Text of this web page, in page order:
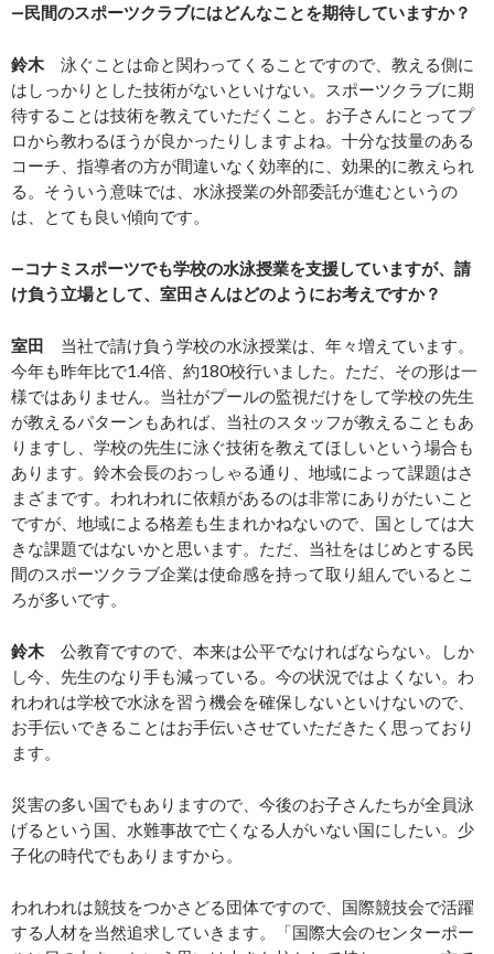
―民間のスポーツクラブにはどんなことを期待していますか？
鈴木泳ぐことは命と関わってくることですので、教える側に
はしっかりとした技術がないといけない。スポーツクラブに期
待することは技術を教えていただくこと。お子さんにとってプ
ロから教わるほうが良かったりしますよね。十分な技量のある
コーチ、指導者の方が間違いなく効率的に、効果的に教えられ
る。そういう意味では、水泳授業の外部委託が進むというの
は、とても良い傾向です。
―コナミスポーツでも学校の水泳授業を支援していますが、請
け負う立場として、室田さんはどのようにお考えですか？
室田 当社で請け負う学校の水泳授業は、年々増えています。
今年も昨年比で1.4倍、約180校行いました。ただ、その形は一
様ではありません。当社がプールの監視だけをして学校の先生
が教えるパターンもあれば、当社のスタッフが教えることもあ
りますし、学校の先生に泳ぐ技術を教えてほしいという場合も
あります。鈴木会長のおっしゃる通り、地域によって課題はさ
まざまです。われわれに依頼があるのは非常にありがたいこと
ですが、地域による格差も生まれかねないので、国としては大
きな課題ではないかと思います。ただ、当社をはじめとする民
間のスポーツクラブ企業は使命感を持って取り組んでいるとこ
ろが多いです。
鈴木公教育ですので、本来は公平でなければならない。しか
し今、先生のなり手も減っている。今の状況ではよくない。わ
れわれは学校で水泳を習う機会を確保しないといけないので、
お手伝いできることはお手伝いさせていただきたく思っており
ます。
災害の多い国でもありますので、今後のお子さんたちが全員泳
げるという国、水難事故で亡くなる人がいない国にしたい。少
子化の時代でもありますから。
われわれは競技をつかさどる団体ですので、国際競技会で活躍
する人材を当然追求していきます。「国際大会のセンターポー